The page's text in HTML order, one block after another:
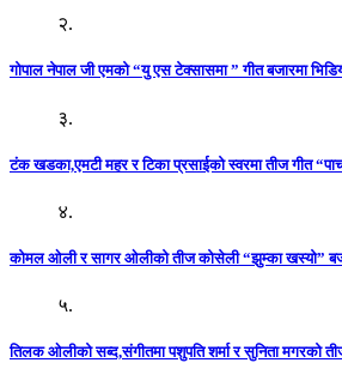
२.
गोपाल नेपाल जी एमको “यु एस टेक्सासमा ” गीत बजारमा
३.
टंक खडका,एमटी महर र टिका प्रसाईको स्वरमा तीज गीत
४.
कोमल ओली र सागर ओलीको तीज कोसेली “झुम्का खस्यो”
५.
तिलक ओलीको सब्द,संगीतमा पशुपति शर्मा र सुनिता मगरको